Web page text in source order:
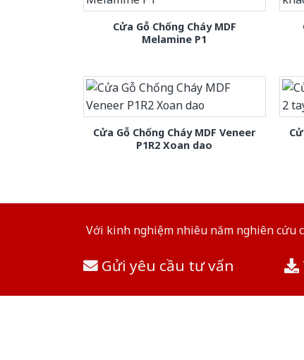
Cửa Gỗ Chống Cháy MDF
Melamine P1
Cửa Gỗ Chống Cháy MDF Veneer
P1R2 Xoan dao
Với kinh nghiệm nhiêu năm nghiên cứu
Gửi yêu cầu tư vấn